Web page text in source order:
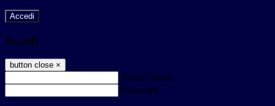
Accedi
Accedi
button close ×
Nome Utente
Password